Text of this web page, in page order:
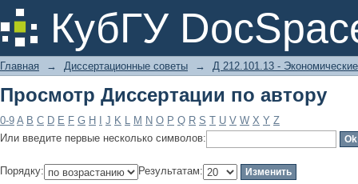
КубГУ
Просмотр Диссертации по автору
Главная → Диссертационные советы → Д 212.101.13 -
Просмотр Диссертации по автору
0-9 A B C D E F G H J K L M N O P Q R S T U V W X Y Z
Или введите первые несколько символов:
Порядку: Результатам: